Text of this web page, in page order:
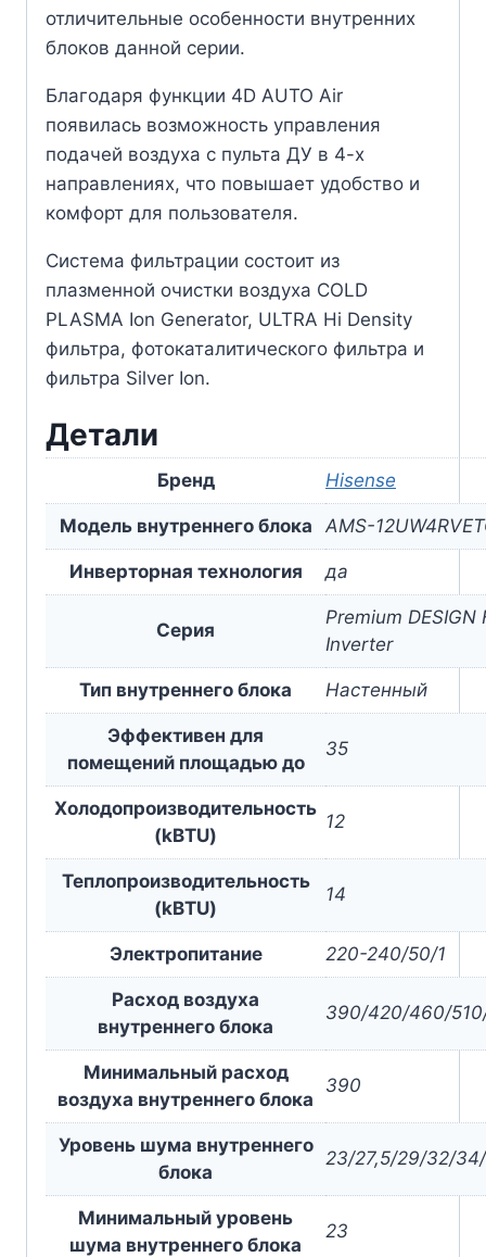
отличительные особенности внутренних
блоков данной серии.
Благодаря функции 4D AUTO Air
появилась возможность управления
подачей воздуха с пульта ДУ в 4-х
направлениях, что повышает удобство и
комфорт для пользователя.
Система фильтрации состоит из
плазменной очистки воздуха COLD
PLASMA Ion Generator, ULTRA Hi Density
фильтра, фотокаталитического фильтра и
фильтра Silver Ion.
Детали
Бренд Hisense
Модель внутреннего блока AMS-
Инверторная технология да
Серия
Premium DESIGN
Inverter
Тип внутреннего блока Настенный
Эффективен для
помещений площадью до
35
Холодопроизводительность
(kBTU)
12
Теплопроизводительность
(kBTU)
14
Электропитание 220-240/50/1
Расход воздуха
внутреннего блока
390/420/460/
Минимальный расход
воздуха внутреннего блока
390
Уровень шума внутреннего
блока
23/27,5/29/32/
Минимальный уровень
шума внутреннего блока
23